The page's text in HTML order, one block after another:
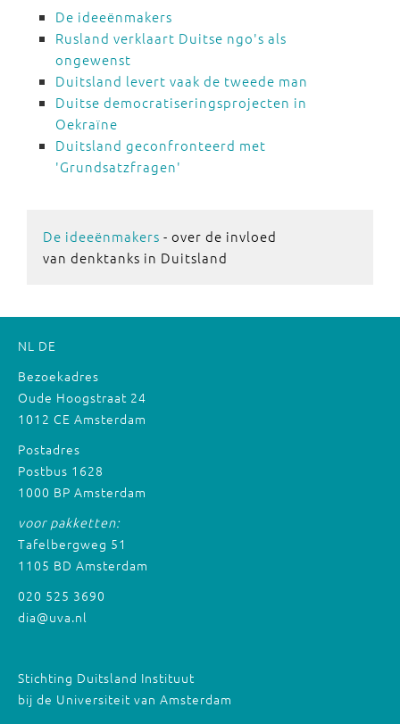
De ideeënmakers
Rusland verklaart Duitse ngo's als
ongewenst
Duitsland levert vaak de tweede man
Duitse democratiseringsprojecten in
Oekraïne
Duitsland geconfronteerd met
'Grundsatzfragen'
De ideeënmakers - over de invloed
van denktanks in Duitsland
NL DE
Bezoekadres
Oude Hoogstraat 24
1012 CE Amsterdam
Postadres
Postbus 1628
1000 BP Amsterdam
voor pakketten:
Tafelbergweg 51
1105 BD Amsterdam
020 525 3690
dia@uva.nl
Stichting Duitsland Instituut
bij de Universiteit van Amsterdam